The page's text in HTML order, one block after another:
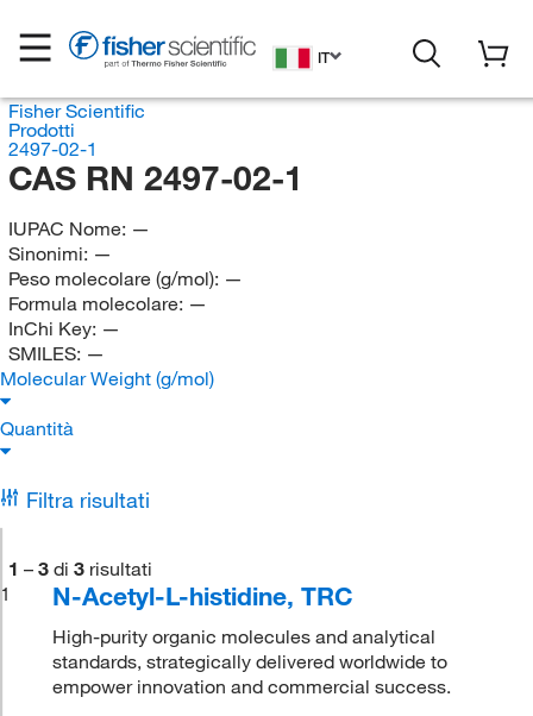
IT
Fisher Scientific
Prodotti
2497-02-1
CAS RN 2497-02-1
IUPAC Nome: —
Sinonimi: —
Peso molecolare (g/mol): —
Formula molecolare: —
InChi Key: —
SMILES: —
Molecular Weight (g/mol)
Quantità
Filtra risultati
1 – 3 di 3 risultati
1
N-Acetyl-L-histidine, TRC
High-purity organic molecules and analytical
standards, strategically delivered worldwide to
empower innovation and commercial success.